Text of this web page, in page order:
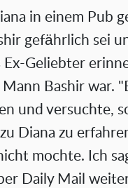
in einem Pub
gefährlich sei
Geliebter
Bashir war.
und versuchte,
Diana zu
mochte. Ich
Daily Mail